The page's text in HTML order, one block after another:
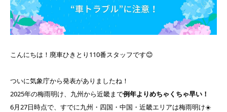
こんにちは！廃車ひきとり110番スタッフです😊
ついに気象庁から発表がありましたね！
2025年の梅雨明け、九州から近畿まで例年よりめちゃくちゃ早い！
6月27日時点で、すでに九州・四国・中国・近畿エリアは梅雨明け☀️
会社概要